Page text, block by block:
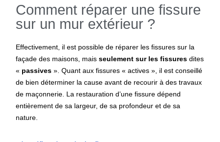
Comment réparer une fissure
sur un mur extérieur ?
Effectivement, il est possible de réparer les fissures sur la
façade des maisons, maisseulement sur les fissures dites
« passives ». Quant aux fissures « actives », il est conseillé
de bien déterminer la cause avant de recourir à des travaux
de maçonnerie. La restauration d’une fissure dépend
entièrement de sa largeur, de sa profondeur et de sa
nature.